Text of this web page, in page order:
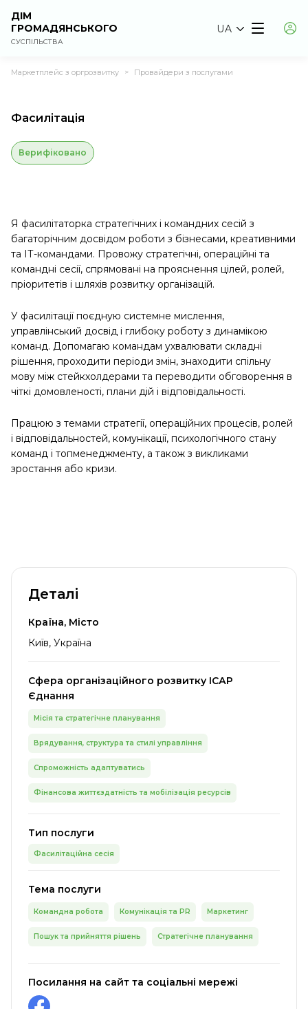
ДІМ
ГРОМАДЯНСЬКОГО
СУСПІЛЬСТВА
UA
Маркетплейс з оргрозвитку > Провайдери з послугами
Фасилітація
Верифіковано
Я фасилітаторка стратегічних і командних сесій з
багаторічним досвідом роботи з бізнесами, креативними
та ІТ-командами. Провожу стратегічні, операційні та
командні сесії, спрямовані на прояснення цілей, ролей,
пріоритетів і шляхів розвитку організацій.
У фасилітації поєдную системне мислення,
управлінський досвід і глибоку роботу з динамікою
команд. Допомагаю командам ухвалювати складні
рішення, проходити періоди змін, знаходити спільну
мову між стейкхолдерами та переводити обговорення в
чіткі домовленості, плани дій і відповідальності.
Працюю з темами стратегії, операційних процесів, ролей
і відповідальностей, комунікації, психологічного стану
команд і топменеджменту, а також з викликами
зростання або кризи.
Деталі
Країна, Місто
Київ, Україна
Сфера організаційного розвитку ІСАР
Єднання
Місія та стратегічне планування
Врядування, структура та стилі управління
Спроможність адаптуватись
Фінансова життєздатність та мобілізація ресурсів
Тип послуги
Фасилітаційна сесія
Тема послуги
Командна робота Комунікація та PR Маркетинг
Пошук та прийняття рішень Стратегічне планування
Посилання на сайт та соціальні мережі